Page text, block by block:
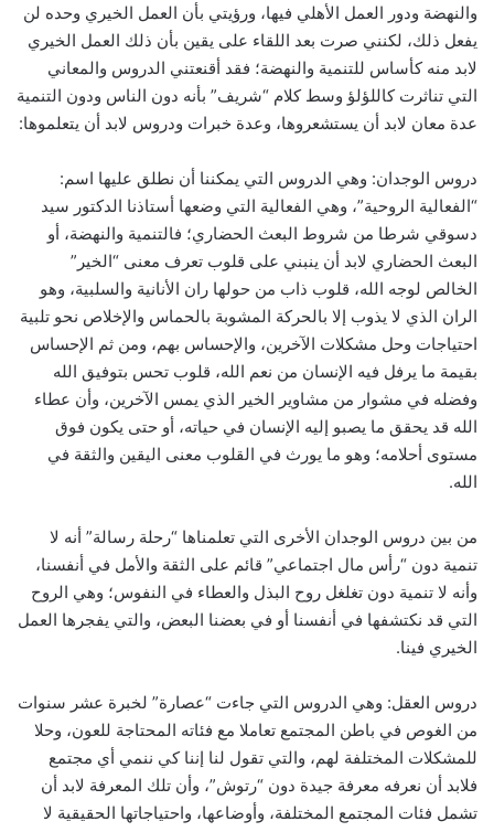
والنهضة ودور العمل الأهلي فيها، ورؤيتي بأن العمل الخيري وحده لن
يفعل ذلك، لكنني صرت بعد اللقاء على يقين بأن ذلك العمل الخيري
لابد منه كأساس للتنمية والنهضة؛ فقد أقنعتني الدروس والمعاني
التي تناثرت كاللؤلؤ وسط كلام “شريف” بأنه دون الناس ودون التنمية
عدة معان لابد أن يستشعروها، وعدة خبرات ودروس لابد أن يتعلموها:
دروس الوجدان: وهي الدروس التي يمكننا أن نطلق عليها اسم:
“الفعالية الروحية”، وهي الفعالية التي وضعها أستاذنا الدكتور سيد
دسوقي شرطا من شروط البعث الحضاري؛ فالتنمية والنهضة، أو
البعث الحضاري لابد أن ينبني على قلوب تعرف معنى “الخير”
الخالص لوجه الله، قلوب ذاب من حولها ران الأنانية والسلبية، وهو
الران الذي لا يذوب إلا بالحركة المشوبة بالحماس والإخلاص نحو تلبية
احتياجات وحل مشكلات الآخرين، والإحساس بهم، ومن ثم الإحساس
بقيمة ما يرفل فيه الإنسان من نعم الله، قلوب تحس بتوفيق الله
وفضله في مشوار من مشاوير الخير الذي يمس الآخرين، وأن عطاء
الله قد يحقق ما يصبو إليه الإنسان في حياته، أو حتى يكون فوق
مستوى أحلامه؛ وهو ما يورث في القلوب معنى اليقين والثقة في
الله.
من بين دروس الوجدان الأخرى التي تعلمناها “رحلة رسالة” أنه لا
تنمية دون “رأس مال اجتماعي” قائم على الثقة والأمل في أنفسنا،
وأنه لا تنمية دون تغلغل روح البذل والعطاء في النفوس؛ وهي الروح
التي قد نكتشفها في أنفسنا أو في بعضنا البعض، والتي يفجرها العمل
الخيري فينا.
دروس العقل: وهي الدروس التي جاءت “عصارة” لخبرة عشر سنوات
من الغوص في باطن المجتمع تعاملا مع فئاته المحتاجة للعون، وحلا
للمشكلات المختلفة لهم، والتي تقول لنا إننا كي ننمي أي مجتمع
فلابد أن نعرفه معرفة جيدة دون “رتوش”، وأن تلك المعرفة لابد أن
تشمل فئات المجتمع المختلفة، وأوضاعها، واحتياجاتها الحقيقية لا